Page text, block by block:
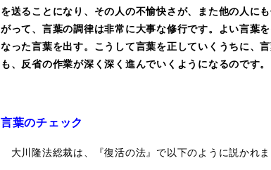
を送ることになり、その人の不愉快さが、また他の人に
がって、言葉の調律は非常に大事な修行です。よい言葉
なった言葉を出す。こうして言葉を正していくうちに、
も、反省の作業が深く深く進んでいくようになるのです。
言葉のチェック
大川隆法総裁は、『復活の法』で以下のように説かれま